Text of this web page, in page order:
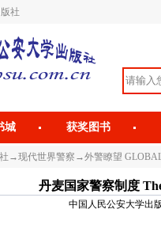
社
城 获奖图书
→现代世界警察 →外警瞭望
丹麦国家警察制度
中国人民公安大学出